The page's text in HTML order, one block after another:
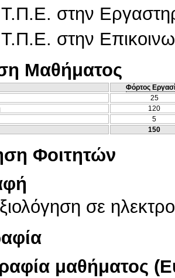
στην
στην
Μαθήματος
Φόρτος
25
120
5
150
Φοιτητών
σε
μαθήματος